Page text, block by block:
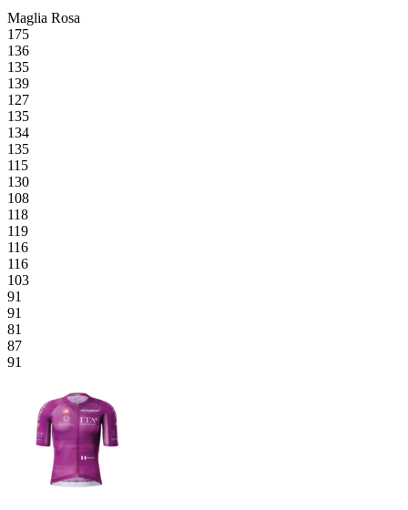
Maglia Rosa
175
136
135
139
127
135
134
135
115
130
108
118
119
116
116
103
91
91
81
87
91